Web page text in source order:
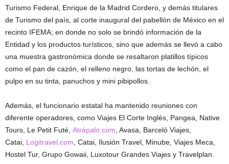
Turismo Federal, Enrique de la Madrid Cordero, y demás titulares
de Turismo del país, al corte inaugural del pabellón de México en el
recinto IFEMA; en donde no solo se brindó información de la
Entidad y los productos turísticos, sino que además se llevó a cabo
una muestra gastronómica donde se resaltaron platillos típicos
como el pan de cazón, el relleno negro, las tortas de lechón, el
pulpo en su tinta, panuchos y mini pibipollos.
Además, el funcionario estatal ha mantenido reuniones con
diferente operadores, como Viajes El Corte Inglés, Pangea, Native
Tours, Le Petit Futé, Atrápalo.com , Avasa, Barceló Viajes,
Catai, Logitravel.com , Catai, Ilusión Travel, Minube, Viajes Meca,
Hostel Tur, Grupo Gowaii, Luxotour Grandes Viajes y Travelplan.